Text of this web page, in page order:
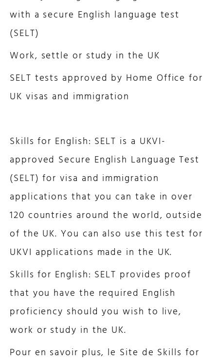
with a secure English language test
(SELT)
Work, settle or study in the UK
SELT tests approved by Home Office for
UK visas and immigration
Skills for English: SELT is a UKVI-
approved Secure English Language Test
(SELT) for visa and immigration
applications that you can take in over
120 countries around the world, outside
of the UK. You can also use this test for
UKVI applications made in the UK.
Skills for English: SELT provides proof
that you have the required English
proficiency should you wish to live,
work or study in the UK.
Pour en savoir plus, le Site de Skills for